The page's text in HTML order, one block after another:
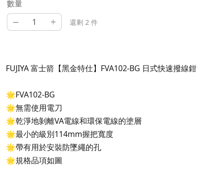
數量
– + 還剩 2 件
FUJIYA 富士箭【黑金特仕】FVA102-BG 日式快速撥線鉗
🌟FVA102-BG
🌟無需使用電刀
🌟乾淨地剝離VA電線和環保電線的塗層
🌟最小的級別114mm握把寬度
🌟帶有用於安裝防墜繩的孔
🌟規格品項如圖